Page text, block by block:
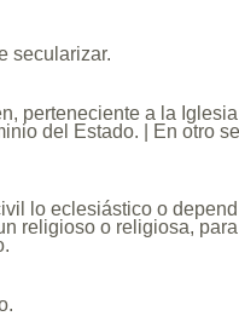
secularizar.
perteneciente a la
del Estado. | En otro
lo eclesiástico o
religioso o religiosa,